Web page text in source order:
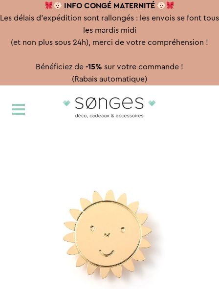
INFO CONGÉ MATERNITÉ
Les délais d'expédition sont rallongés : les envois se font tous
les mardis midi
(et non plus sous 24h), merci de votre compréhension !
Bénéficiez de -15% sur votre commande !
(Rabais automatique)
à
au